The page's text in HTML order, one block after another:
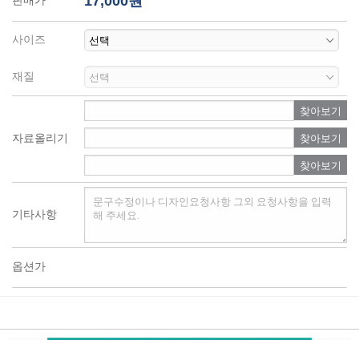
사이즈
재질
자료올리기
찾아보기
찾아보기
찾아보기
기타사항
옵션가